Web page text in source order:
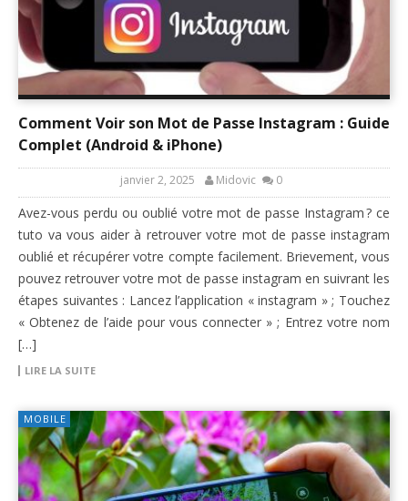
Comment Voir son Mot de Passe Instagram : Guide
Complet (Android & iPhone)
janvier 2, 2025 Midovic 0
Avez-vous perdu ou oublié votre mot de passe Instagram ? ce
tuto va vous aider à retrouver votre mot de passe instagram
oublié et récupérer votre compte facilement. Brievement, vous
pouvez retrouver votre mot de passe instagram en suivrant les
étapes suivantes : Lancez l’application « instagram » ; Touchez
« Obtenez de l’aide pour vous connecter » ; Entrez votre nom
[…]
LIRE LA SUITE
MOBILE